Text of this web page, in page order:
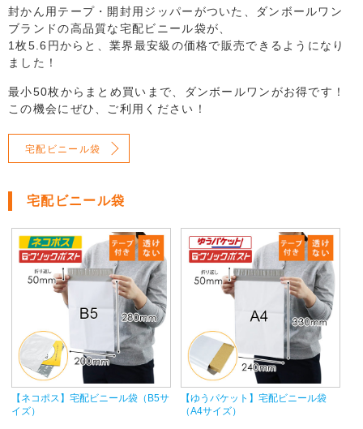
封かん用テープ・開封用ジッパーがついた、ダンボールワン
ブランドの高品質な宅配ビニール袋が、
1枚5.6円からと、業界最安級の価格で販売できるようになり
ました！
最小50枚からまとめ買いまで、ダンボールワンがお得です！
この機会にぜひ、ご利用ください！
宅配ビニール袋
宅配ビニール袋
【ネコポス】宅配ビニール袋（B5サ
イズ）
【ゆうパケット】宅配ビニール袋
（A4サイズ）